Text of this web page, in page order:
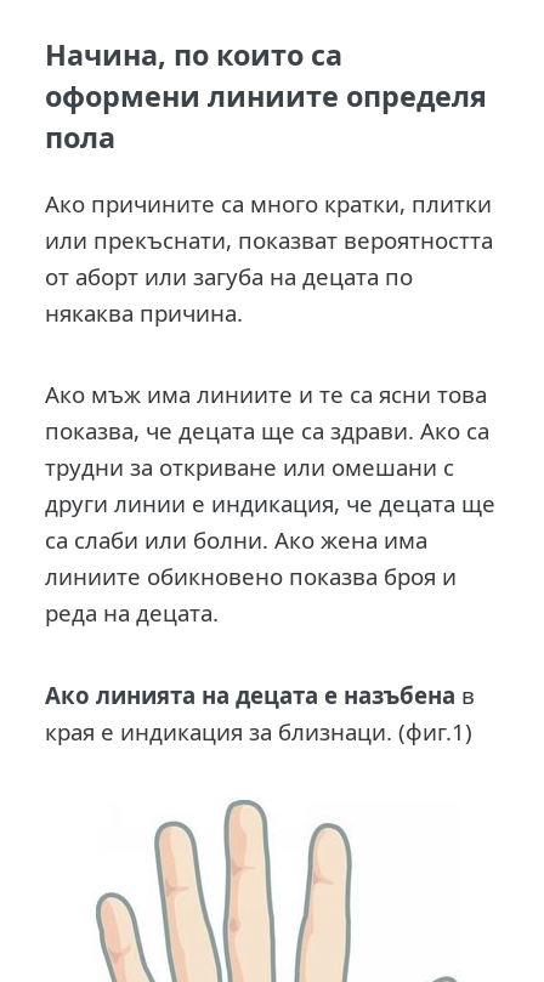
Начина, по които са
оформени линиите определя
пола
Ако причините са много кратки, плитки
или прекъснати, показват вероятността
от аборт или загуба на децата по
някаква причина.
Ако мъж има линиите и те са ясни това
показва, че децата ще са здрави. Ако са
трудни за откриване или омешани с
други линии е индикация, че децата ще
са слаби или болни. Ако жена има
линиите обикновено показва броя и
реда на децата.
Ако линията на децата е назъбена в
края е индикация за близнаци. (фиг.1)